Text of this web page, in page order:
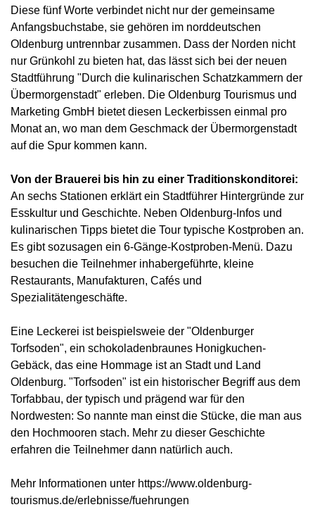
Diese fünf Worte verbindet nicht nur der gemeinsame
Anfangsbuchstabe, sie gehören im norddeutschen
Oldenburg untrennbar zusammen. Dass der Norden nicht
nur Grünkohl zu bieten hat, das lässt sich bei der neuen
Stadtführung "Durch die kulinarischen Schatzkammern der
Übermorgenstadt" erleben. Die Oldenburg Tourismus und
Marketing GmbH bietet diesen Leckerbissen einmal pro
Monat an, wo man dem Geschmack der Übermorgenstadt
auf die Spur kommen kann.
Von der Brauerei bis hin zu einer Traditionskonditorei:
An sechs Stationen erklärt ein Stadtführer Hintergründe zur
Esskultur und Geschichte. Neben Oldenburg-Infos und
kulinarischen Tipps bietet die Tour typische Kostproben an.
Es gibt sozusagen ein 6-Gänge-Kostproben-Menü. Dazu
besuchen die Teilnehmer inhabergeführte, kleine
Restaurants, Manufakturen, Cafés und
Spezialitätengeschäfte.
Eine Leckerei ist beispielsweie der "Oldenburger
Torfsoden", ein schokoladenbraunes Honigkuchen-
Gebäck, das eine Hommage ist an Stadt und Land
Oldenburg. "Torfsoden" ist ein historischer Begriff aus dem
Torfabbau, der typisch und prägend war für den
Nordwesten: So nannte man einst die Stücke, die man aus
den Hochmooren stach. Mehr zu dieser Geschichte
erfahren die Teilnehmer dann natürlich auch.
Mehr Informationen unter https://www.oldenburg-
tourismus.de/erlebnisse/fuehrungen